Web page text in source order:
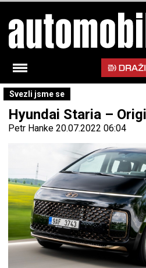
Svezli jsme se
Hyundai Staria –
Petr Hanke 20.07.2022 06:04